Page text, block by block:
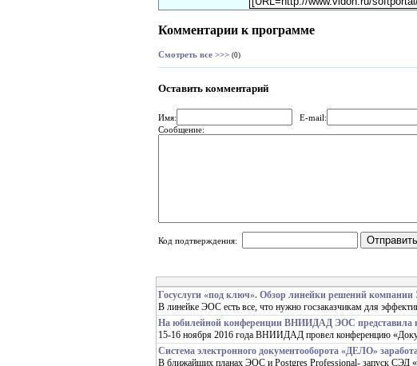
Комментарии к программе
Смотреть все >>> (0)
Оставить комментарий
Имя:
E-mail:
Сообщение:
Код подтверждения:
Госуслуги «под ключ». Обзор линейки решений компании
В линейке ЭОС есть все, что нужно госзаказчикам для
На юбилейной конференции ВНИИДАД ЭОС представила
15-16 ноября 2016 года ВНИИДАД провел конференцию
Система электронного документооборота «ДЕЛО»
В ближайших планах ЭОС и Postgres Professional- запуск СЭД